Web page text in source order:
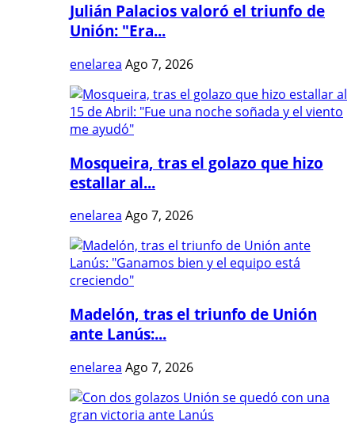
Julián Palacios valoró el triunfo de
Unión: "Era...
enelarea Ago 7, 2026
Mosqueira, tras el golazo que hizo
estallar al...
enelarea Ago 7, 2026
Madelón, tras el triunfo de Unión
ante Lanús:...
enelarea Ago 7, 2026